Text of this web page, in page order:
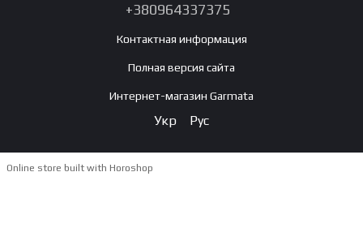
+380964337375
Контактная информация
Полная версия сайта
Интернет-магазин Garmata
Укр Рус
Online store built with Horoshop